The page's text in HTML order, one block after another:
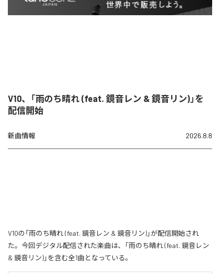
V10、「雨のち晴れ (feat. 鏡音レン & 鏡音リン)」を
配信開始
新曲情報 2026.8.8
V10の「雨のち晴れ (feat. 鏡音レン & 鏡音リン)」が配信開始され
た。今回デジタル配信された楽曲は、「雨のち晴れ (feat. 鏡音レン
& 鏡音リン)」を含む全1曲となっている。